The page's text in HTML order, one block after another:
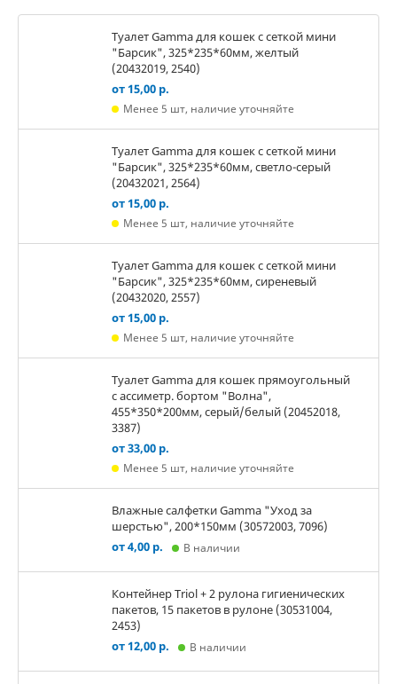
Туалет Gamma для кошек c сеткой мини
"Барсик", 325*235*60мм, желтый
(20432019, 2540)
от 15,00 р.
Менее 5 шт, наличие уточняйте
Туалет Gamma для кошек c сеткой мини
"Барсик", 325*235*60мм, светло-серый
(20432021, 2564)
от 15,00 р.
Менее 5 шт, наличие уточняйте
Туалет Gamma для кошек c сеткой мини
"Барсик", 325*235*60мм, сиреневый
(20432020, 2557)
от 15,00 р.
Менее 5 шт, наличие уточняйте
Туалет Gamma для кошек прямоугольный
с ассиметр. бортом "Волна",
455*350*200мм, серый/белый (20452018,
3387)
от 33,00 р.
Менее 5 шт, наличие уточняйте
Влажные салфетки Gamma "Уход за
шерстью", 200*150мм (30572003, 7096)
от 4,00 р.
В наличии
Контейнер Triol + 2 рулона гигиенических
пакетов, 15 пакетов в рулоне (30531004,
2453)
от 12,00 р.
В наличии